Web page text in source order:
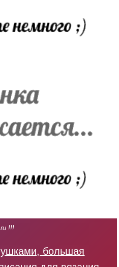
!!!
большая